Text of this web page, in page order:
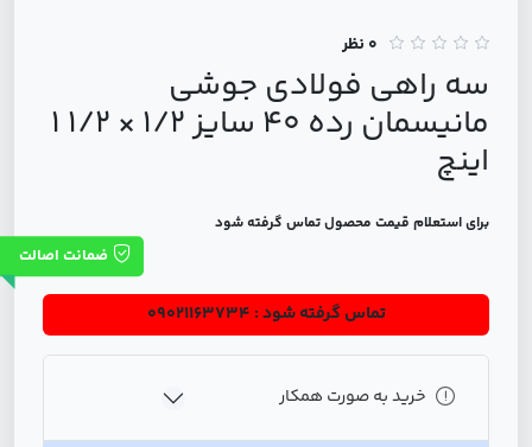
0 نظر
سه راهی فولادی جوشی
مانیسمان رده 40 سایز 1/2 × 1/2 1
اینچ
برای استعلام قیمت محصول تماس گرفته شود
ضمانت اصالت
تماس گرفته شود : 09021163734
خرید به صورت همکار